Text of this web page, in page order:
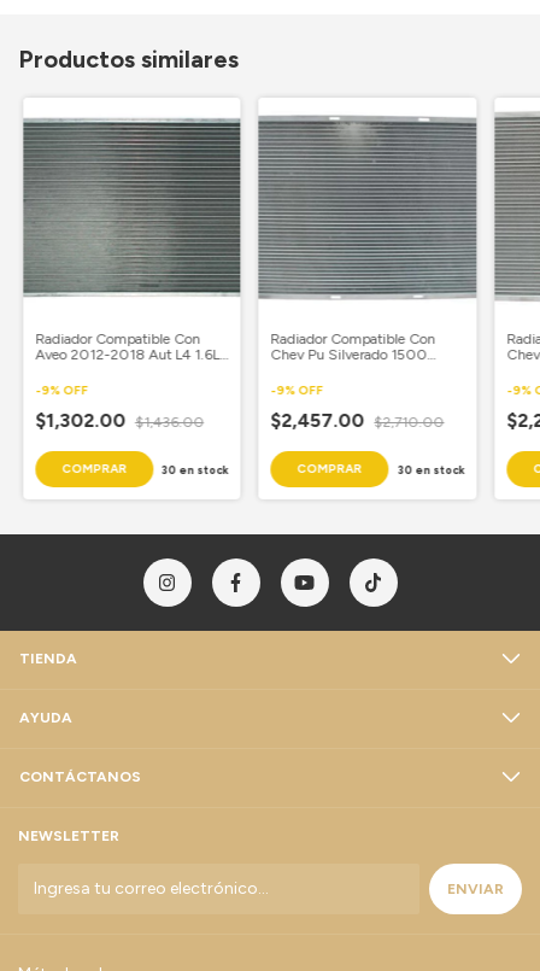
Productos similares
Radiador Compatible Con
Aveo 2012-2018 Aut L4 1.6L
Soldado Samui
-9%OFF
$1,302.00 $1,436.00
30 en stock
Radiador Compatible Con
Chev Pu Silverado 1500
2/7X 34 Aluminio Soldado
-9%OFF
$2,457.00 $2,710.00
30 en stock
-9%
TIENDA
AYUDA
CONTÁCTANOS
NEWSLETTER